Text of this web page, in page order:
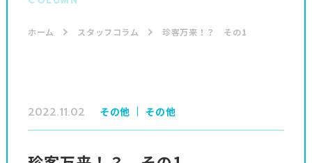
ホーム スタッフコラム 珍客万来！？ その1
2022.11.02 その他 その他